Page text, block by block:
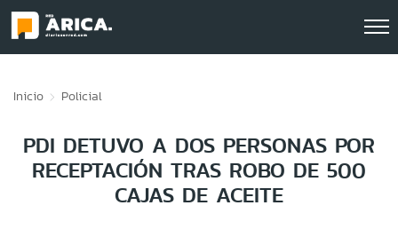
Inicio Policial
PDI DETUVO A DOS PERSONAS POR
RECEPTACIÓN TRAS ROBO DE 500
CAJAS DE ACEITE